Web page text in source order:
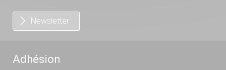
Newsletter
Adhésion